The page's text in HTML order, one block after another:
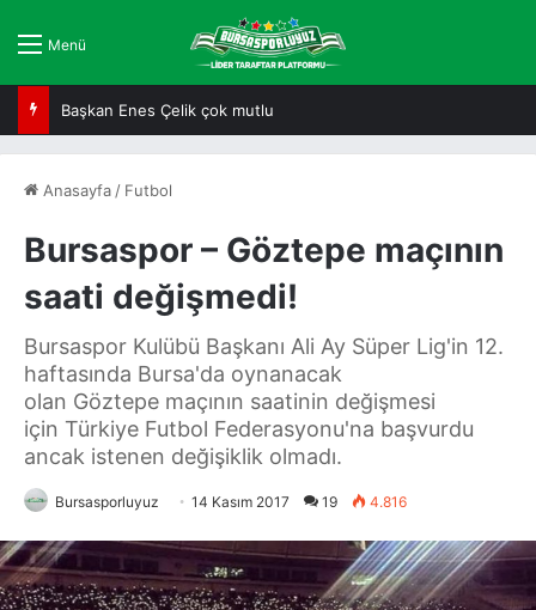
Menü
Başkan Enes Çelik çok mutlu
Anasayfa / Futbol
Bursaspor – Göztepe maçının
saati değişmedi!
Bursaspor Kulübü Başkanı Ali Ay Süper Lig'in 12.
haftasında Bursa'da oynanacak
olan Göztepe maçının saatinin değişmesi
için Türkiye Futbol Federasyonu'na başvurdu
ancak istenen değişiklik olmadı.
Bursasporluyuz 14 Kasım 2017 19 4.816